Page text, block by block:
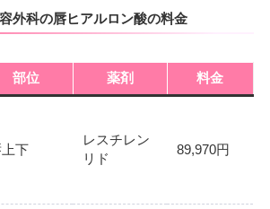
外科の唇ヒアルロン酸の料金
部位 薬剤 料金
上下
レスチレン
リド
89,970円